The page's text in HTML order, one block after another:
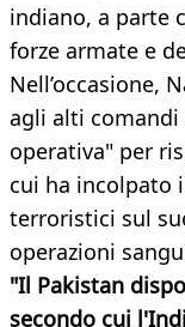
indiano, a parte
forze armate e
Nell’occasione,
agli alti
operativa" per
cui ha incolpato
terroristici sul
operazioni
"Il Pakistan
secondo cui